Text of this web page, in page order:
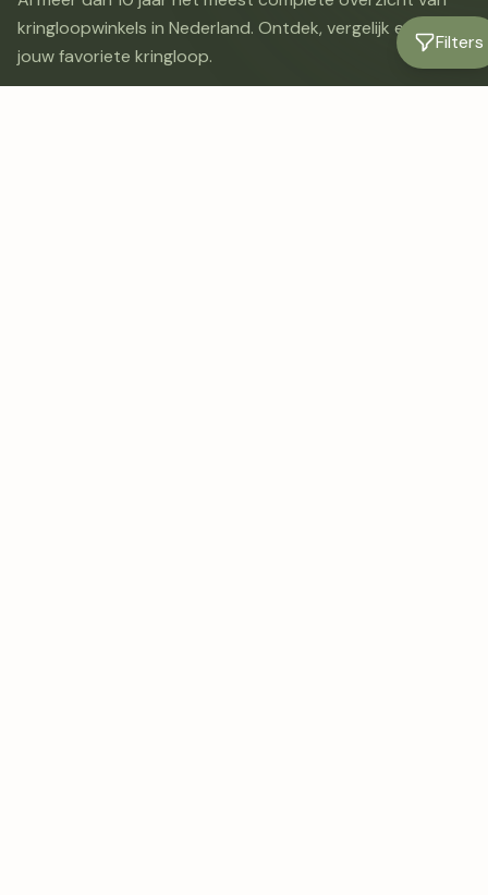
Filters
kringloopwinkels in Nederland. Ontdek, vergelijk en vind
jouw favoriete kringloop.